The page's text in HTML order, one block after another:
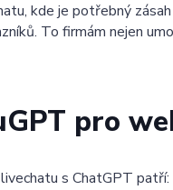
kde je potřebný
To firmám nejen
pro
s ChatGPT patří: